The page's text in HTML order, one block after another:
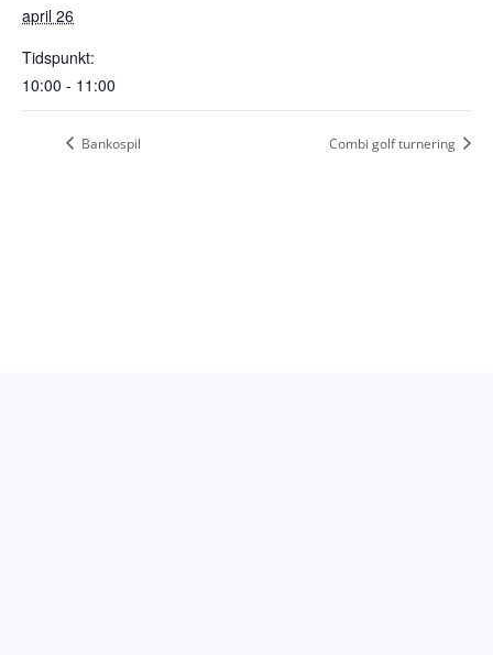
april 26
Tidspunkt:
10:00 - 11:00
Bankospil Combi golf turnering